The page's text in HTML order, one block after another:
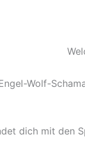
Wolf-
dich mit den